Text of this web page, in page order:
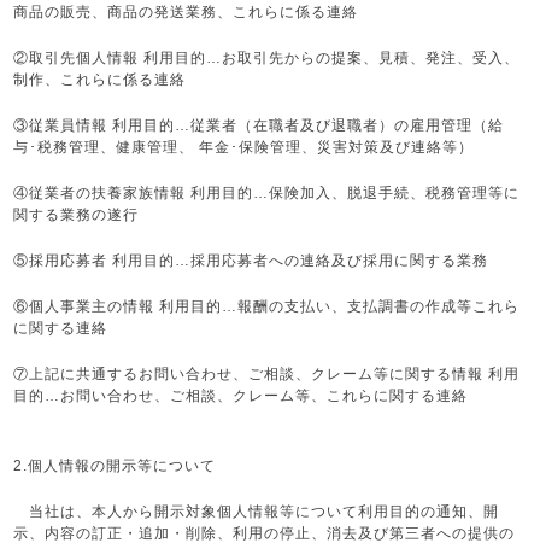
商品の販売、商品の発送業務、これらに係る連絡
②取引先個人情報 利用目的…お取引先からの提案、見積、発注、受入、
制作、これらに係る連絡
③従業員情報 利用目的…従業者（在職者及び退職者）の雇用管理（給
与･税務管理、健康管理、 年金･保険管理、災害対策及び連絡等）
④従業者の扶養家族情報 利用目的…保険加入、脱退手続、税務管理等に
関する業務の遂行
⑤採用応募者 利用目的…採用応募者への連絡及び採用に関する業務
⑥個人事業主の情報 利用目的…報酬の支払い、支払調書の作成等これら
に関する連絡
⑦上記に共通するお問い合わせ、ご相談、クレーム等に関する情報 利用
目的…お問い合わせ、ご相談、クレーム等、これらに関する連絡
2.個人情報の開示等について
当社は、本人から開示対象個人情報等について利用目的の通知、開
示、内容の訂正・追加・削除、利用の停止、消去及び第三者への提供の